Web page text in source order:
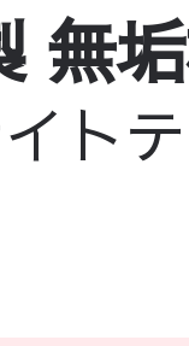
無
ト